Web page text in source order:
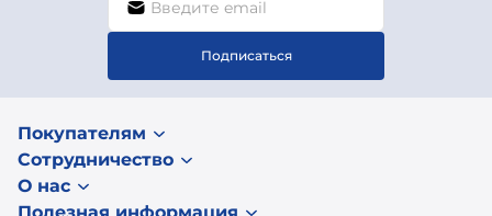
Подписаться
Покупателям
Сотрудничество
О нас
Полезная информация